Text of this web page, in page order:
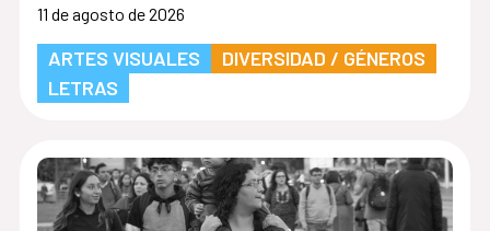
11 de agosto de 2026
ARTES VISUALES
DIVERSIDAD / GÉNEROS
LETRAS